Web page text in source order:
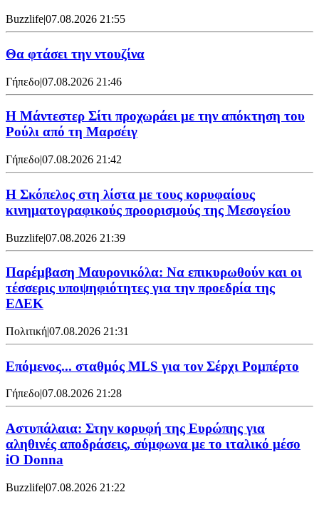
Buzzlife|07.08.2026 21:55
Θα φτάσει την ντουζίνα
Γήπεδο|07.08.2026 21:46
Η Μάντεστερ Σίτι προχωράει με την απόκτηση του
Ρούλι από τη Μαρσέιγ
Γήπεδο|07.08.2026 21:42
Η Σκόπελος στη λίστα με τους κορυφαίους
κινηματογραφικούς προορισμούς της Μεσογείου
Buzzlife|07.08.2026 21:39
Παρέμβαση Μαυρονικόλα: Να επικυρωθούν και οι
τέσσερις υποψηφιότητες για την προεδρία της
ΕΔΕΚ
Πολιτική|07.08.2026 21:31
Επόμενος... σταθμός MLS για τον Σέρχι Ρομπέρτο
Γήπεδο|07.08.2026 21:28
Αστυπάλαια: Στην κορυφή της Ευρώπης για
αληθινές αποδράσεις, σύμφωνα με το ιταλικό μέσο
iO Donna
Buzzlife|07.08.2026 21:22